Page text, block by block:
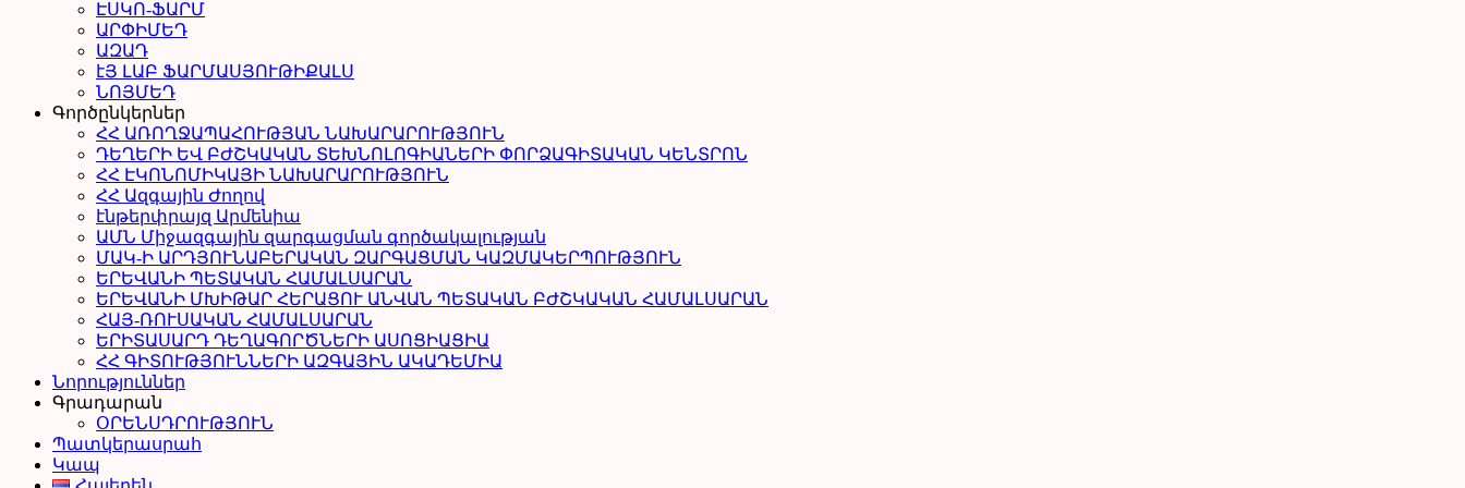
ԷՍԿՈ-ՖԱՐՄ
ԱՐՓԻՄԵԴ
ԱԶԱԴ
էՅ ԼԱԲ ՖԱՐՄԱՍՅՈՒԹԻՔԱԼՍ
ՆՈՅՄԵԴ
Գործընկերներ
ՀՀ ԱՌՈՂՋԱՊԱՀՈՒԹՅԱՆ ՆԱԽԱՐԱՐՈՒԹՅՈՒՆ
ԴԵՂԵՐԻ ԵՎ ԲԺՇԿԱԿԱՆ ՏԵԽՆՈԼՈԳԻԱՆԵՐԻ ՓՈՐՁԱԳԻՏԱԿԱՆ ԿԵՆՏՐՈՆ
ՀՀ ԷԿՈՆՈՄԻԿԱՅԻ ՆԱԽԱՐԱՐՈՒԹՅՈՒՆ
ՀՀ Ազգային Ժողով
էնթերփրայզ Արմենիա
ԱՄՆ Միջազգային զարգացման գործակալության
ՄԱԿ-Ի ԱՐԴՅՈՒՆԱԲԵՐԱԿԱՆ ԶԱՐԳԱՑՄԱՆ ԿԱԶՄԱԿԵՐՊՈՒԹՅՈՒՆ
ԵՐԵՎԱՆԻ ՊԵՏԱԿԱՆ ՀԱՄԱԼՍԱՐԱՆ
ԵՐԵՎԱՆԻ ՄԽԻԹԱՐ ՀԵՐԱՑՈՒ ԱՆՎԱՆ ՊԵՏԱԿԱՆ ԲԺՇԿԱԿԱՆ ՀԱՄԱԼՍԱՐԱՆ
ՀԱՅ-ՌՈՒՍԱԿԱՆ ՀԱՄԱԼՍԱՐԱՆ
ԵՐԻՏԱՍԱՐԴ ԴԵՂԱԳՈՐԾՆԵՐԻ ԱՍՈՑԻԱՑԻԱ
ՀՀ ԳԻՏՈՒԹՅՈՒՆՆԵՐԻ ԱԶԳԱՅԻՆ ԱԿԱԴԵՄԻԱ
Նորություններ
Գրադարան
ՕՐԵՆՍԴՐՈՒԹՅՈՒՆ
Պատկերասրահ
Կապ